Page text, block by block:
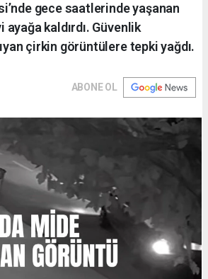
gece saatlerinde yaşanan
kaldırdı. Güvenlik
çirkin görüntülere tepki yağdı.
ABONE OL